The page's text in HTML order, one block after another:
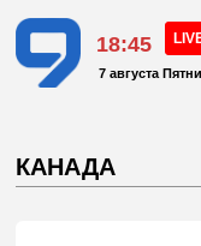
18:45
7 августа
КАНАДА